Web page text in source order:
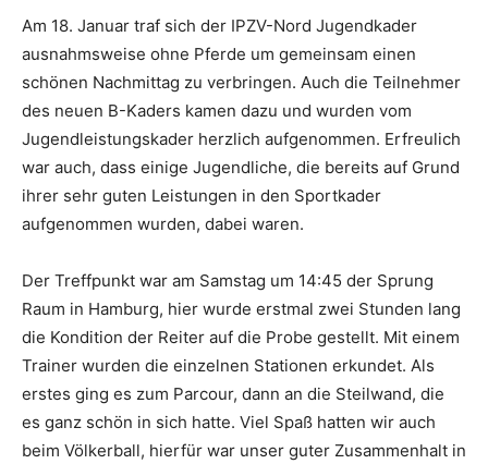
Am 18. Januar traf sich der IPZV-Nord Jugendkader
ausnahmsweise ohne Pferde um gemeinsam einen
schönen Nachmittag zu verbringen. Auch die Teilnehmer
des neuen B-Kaders kamen dazu und wurden vom
Jugendleistungskader herzlich aufgenommen. Erfreulich
war auch, dass einige Jugendliche, die bereits auf Grund
ihrer sehr guten Leistungen in den Sportkader
aufgenommen wurden, dabei waren.
Der Treffpunkt war am Samstag um 14:45 der Sprung
Raum in Hamburg, hier wurde erstmal zwei Stunden lang
die Kondition der Reiter auf die Probe gestellt. Mit einem
Trainer wurden die einzelnen Stationen erkundet. Als
erstes ging es zum Parcour, dann an die Steilwand, die
es ganz schön in sich hatte. Viel Spaß hatten wir auch
beim Völkerball, hierfür war unser guter Zusammenhalt in